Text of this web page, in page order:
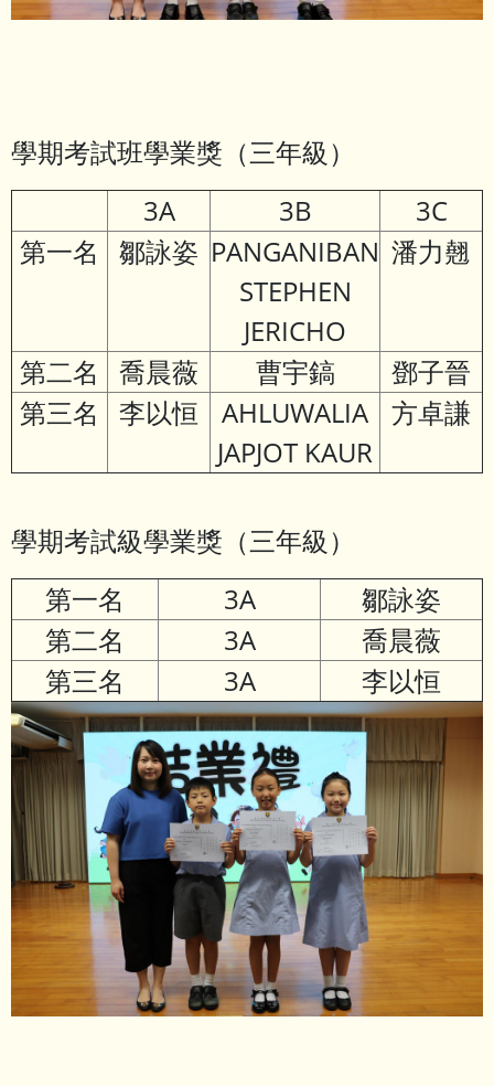
學期考試班學業獎（三年級）
3A
3B
3C
第一名
鄒詠姿 PANGANIBAN
STEPHEN
JERICHO
潘力翹
第二名 喬晨薇 曹宇鎬
鄧子晉
第三名
李以恒
AHLUWALIA
JAPJOT KAUR
方卓謙
學期考試級學業獎（三年級）
第一名
3A
鄒詠姿
第二名
3A
喬晨薇
第三名
3A 李以恒